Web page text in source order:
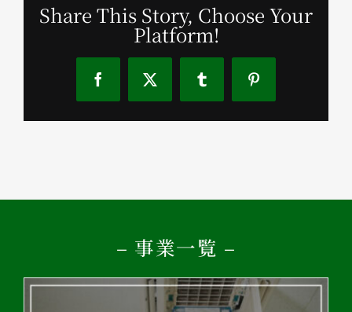
Share This Story, Choose Your
Platform!
FacebookX Tumblr Pinterest
– 事業一覧 –